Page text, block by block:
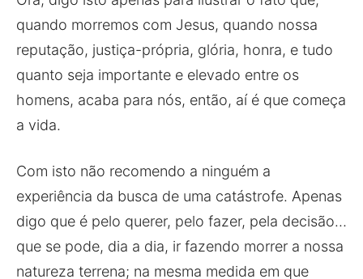
quando morremos com Jesus, quando nossa
reputação, justiça-própria, glória, honra, e tudo
quanto seja importante e elevado entre os
homens, acaba para nós, então, aí é que começa
a vida.
Com isto não recomendo a ninguém a
experiência da busca de uma catástrofe. Apenas
digo que é pelo querer, pelo fazer, pela decisão…
que se pode, dia a dia, ir fazendo morrer a nossa
natureza terrena; na mesma medida em que